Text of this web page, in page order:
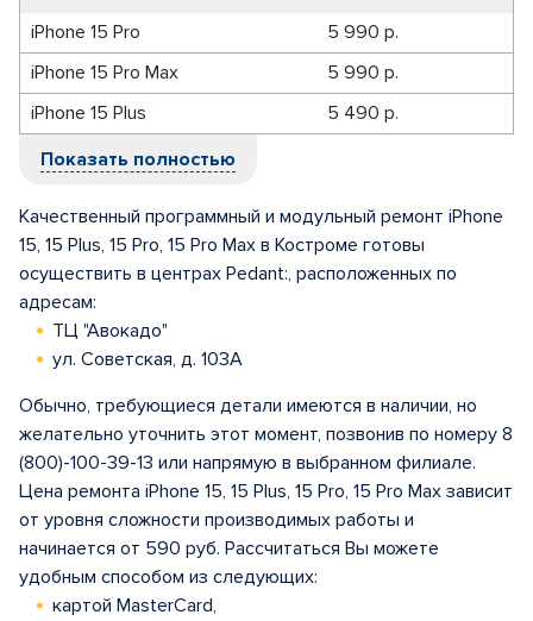
iPhone 15 Pro
5 990 р.
iPhone 15 Pro Max
5 990 р.
iPhone 15 Plus
5 490 р.
Показать полностью
Качественный программный и модульный ремонт iPhone
15, 15 Plus, 15 Pro, 15 Pro Max в Костроме готовы
осуществить в центрах Pedant:, расположенных по
адресам:
ТЦ "Авокадо"
ул. Советская, д. 103А
Обычно, требующиеся детали имеются в наличии, но
желательно уточнить этот момент, позвонив по номеру 8
(800)-100-39-13 или напрямую в выбранном филиале.
Цена ремонта iPhone 15, 15 Plus, 15 Pro, 15 Pro Max зависит
от уровня сложности производимых работы и
начинается от 590 руб. Рассчитаться Вы можете
удобным способом из следующих:
картой MasterCard,